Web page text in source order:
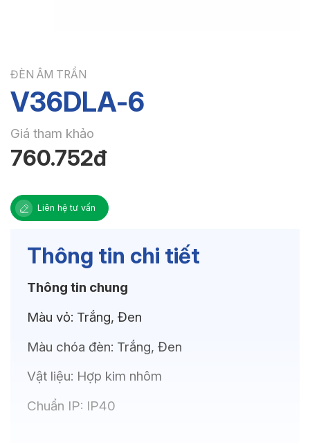
ĐÈN ÂM TRẦN
V36DLA-6
Giá tham khảo
760.752đ
Liên hệ tư vấn
Thông tin chi tiết
Thông tin chung
Màu vỏ: Trắng, Đen
Màu chóa đèn: Trắng, Đen
Vật liệu: Hợp kim nhôm
Chuẩn IP: IP40